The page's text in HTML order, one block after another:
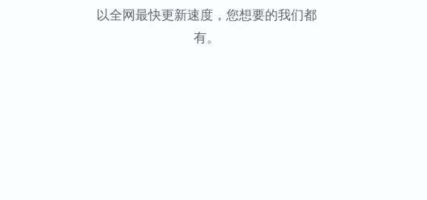
以全网最快更新速度，您想要的我们都
有。